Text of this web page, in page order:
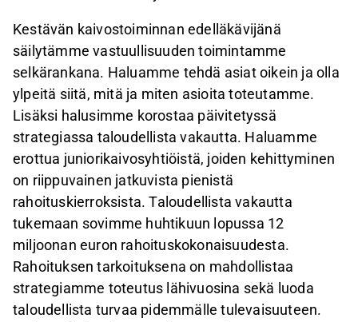
Kestävän kaivostoiminnan edelläkävijänä
säilytämme vastuullisuuden toimintamme
selkärankana. Haluamme tehdä asiat oikein ja olla
ylpeitä siitä, mitä ja miten asioita toteutamme.
Lisäksi halusimme korostaa päivitetyssä
strategiassa taloudellista vakautta. Haluamme
erottua juniorikaivosyhtiöistä, joiden kehittyminen
on riippuvainen jatkuvista pienistä
rahoituskierroksista. Taloudellista vakautta
tukemaan sovimme huhtikuun lopussa 12
miljoonan euron rahoituskokonaisuudesta.
Rahoituksen tarkoituksena on mahdollistaa
strategiamme toteutus lähivuosina sekä luoda
taloudellista turvaa pidemmälle tulevaisuuteen.